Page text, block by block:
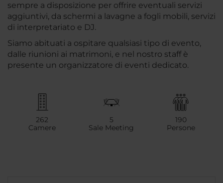
sempre a disposizione per offrire eventuali servizi
aggiuntivi, da schermi a lavagne a fogli mobili, servizi
di interpretariato e DJ.
Siamo abituati a ospitare qualsiasi tipo di evento,
dalle riunioni ai matrimoni, e nel nostro staff è
presente un organizzatore di eventi dedicato.
262
Camere
5
Sale Meeting
190
Persone